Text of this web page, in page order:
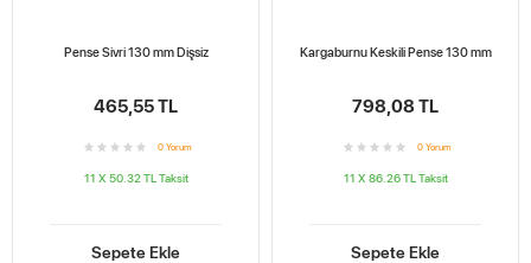
Pense Sivri 130 mm Dişsiz
465,55 TL
0 Yorum
11 X 50.32 TL Taksit
Sepete Ekle
Kargaburnu Keskili Pense 130 mm
798,08 TL
0 Yorum
11 X 86.26 TL Taksit
Sepete Ekle